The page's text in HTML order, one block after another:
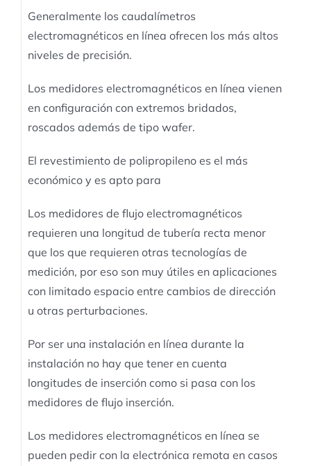
Generalmente los caudalímetros
electromagnéticos en línea ofrecen los más altos
niveles de precisión.
Los medidores electromagnéticos en línea vienen
en configuración con extremos bridados,
roscados además de tipo wafer.
El revestimiento de polipropileno es el más
económico y es apto para
Los medidores de flujo electromagnéticos
requieren una longitud de tubería recta menor
que los que requieren otras tecnologías de
medición, por eso son muy útiles en aplicaciones
con limitado espacio entre cambios de dirección
u otras perturbaciones.
Por ser una instalación en línea durante la
instalación no hay que tener en cuenta
longitudes de inserción como si pasa con los
medidores de flujo inserción.
Los medidores electromagnéticos en línea se
pueden pedir con la electrónica remota en casos